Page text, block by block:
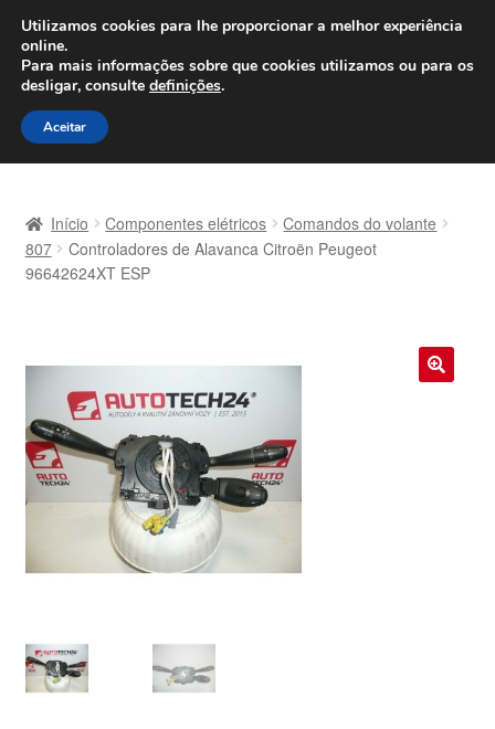
ENVIO a partir de 7 EUR
Seg-Sex, das 9h às 16h800 500 967
Ir
para
a
Saltar
para
o
Carrinho
Envio para todo o planeta
Minha conta
Pagamentos
Política de Privacidade
Início Componentes elétricos
Comandos do volante
807
Controladores de Alavanca Citroën Peugeot
96642624XT ESP
Utilizamos cookies para lhe proporcionar a melhor experiência
online.
Para mais informações sobre que cookies utilizamos ou para os
desligar, consulte definições.
Aceitar